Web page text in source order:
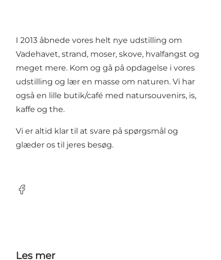
I 2013 åbnede vores helt nye udstilling om
Vadehavet, strand, moser, skove, hvalfangst og
meget mere. Kom og gå på opdagelse i vores
udstilling og lær en masse om naturen. Vi har
også en lille butik/café med natursouvenirs, is,
kaffe og the.
Vi er altid klar til at svare på spørgsmål og
glæder os til jeres besøg.
Facebook
Les mer